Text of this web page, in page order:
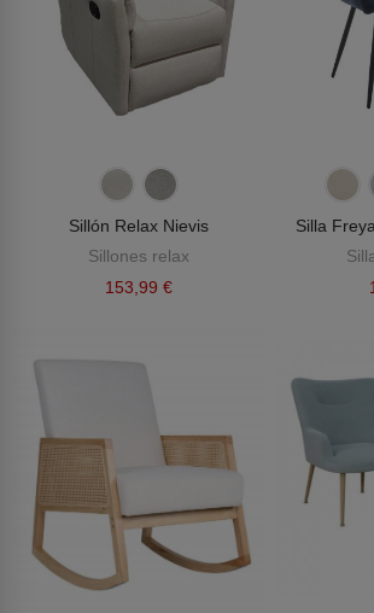
Sillón Relax Nievis
Sillones relax
153,99 €
Silla